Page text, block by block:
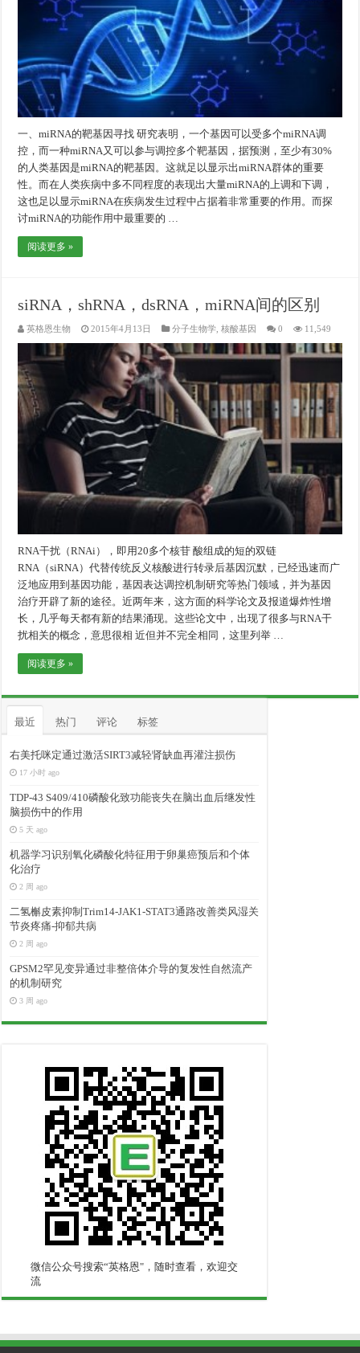
一、miRNA的靶基因寻找 研究表明，一个基因可以受多个miRNA调
控，而一种miRNA又可以参与调控多个靶基因，据预测，至少有30%
的人类基因是miRNA的靶基因。这就足以显示出miRNA群体的重要
性。而在人类疾病中多不同程度的表现出大量miRNA的上调和下调，
这也足以显示miRNA在疾病发生过程中占据着非常重要的作用。而探
讨miRNA的功能作用中最重要的 …
阅读更多 »
siRNA，shRNA，dsRNA，miRNA间的区别
英格恩生物 2015年4月13日 分子生物学 ,核酸基因 0 11,549
RNA干扰（RNAi），即用20多个核苷 酸组成的短的双链
RNA（siRNA）代替传统反义核酸进行转录后基因沉默，已经迅速而广
泛地应用到基因功能，基因表达调控机制研究等热门领域，并为基因
治疗开辟了新的途径。近两年来，这方面的科学论文及报道爆炸性增
长，几乎每天都有新的结果涌现。这些论文中，出现了很多与RNA干
扰相关的概念，意思很相 近但并不完全相同，这里列举 …
阅读更多 »
最近 热门 评论 标签
右美托咪定通过激活SIRT3减轻肾缺血再灌注损伤
17 小时 ago
TDP-43 S409/410磷酸化致功能丧失在脑出血后继发性
脑损伤中的作用
5 天 ago
机器学习识别氧化磷酸化特征用于卵巢癌预后和个体
化治疗
2 周 ago
二氢槲皮素抑制Trim14-JAK1-STAT3通路改善类风湿关
节炎疼痛-抑郁共病
2 周 ago
GPSM2罕见变异通过非整倍体介导的复发性自然流产
的机制研究
3 周 ago
微信公众号搜索“英格恩"，随时查看，欢迎交
流